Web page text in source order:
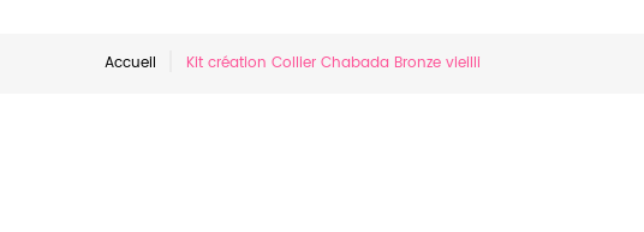
Accueil Kit création Collier Chabada Bronze vieilli